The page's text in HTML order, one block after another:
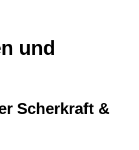
und
Scherkraft &